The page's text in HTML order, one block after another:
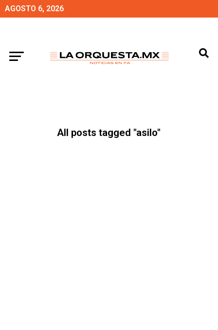
AGOSTO 6, 2026
All posts tagged "asilo"